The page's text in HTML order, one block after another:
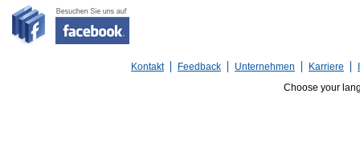
Kontakt Feedback Unternehmen Karriere
Choose your